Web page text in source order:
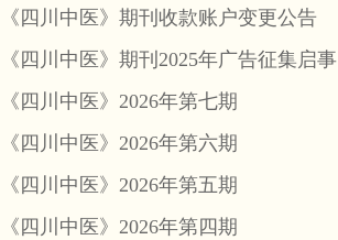
《四川中医》期刊收款账户变更公告
《四川中医》期刊2025年广告征集启事
《四川中医》2026年第七期
《四川中医》2026年第六期
《四川中医》2026年第五期
《四川中医》2026年第四期